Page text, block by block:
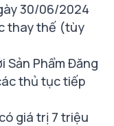
30/06/2024
thay thế (tùy
Sản Phẩm Đăng
thủ tục tiếp
giá trị 7 triệu